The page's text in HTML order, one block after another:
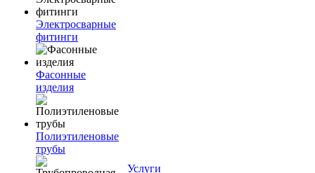
Электросварные
фитинги
Фасонные
изделия
Полиэтиленовые
трубы
Услуги